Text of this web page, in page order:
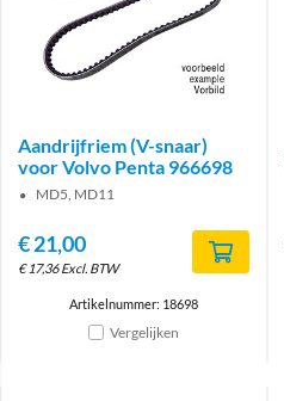
Aandrijfriem (V-snaar)
voor Volvo Penta 966698
MD5, MD11
€21,00
€17,36 Excl. BTW
Artikelnummer: 18698
Vergelijken